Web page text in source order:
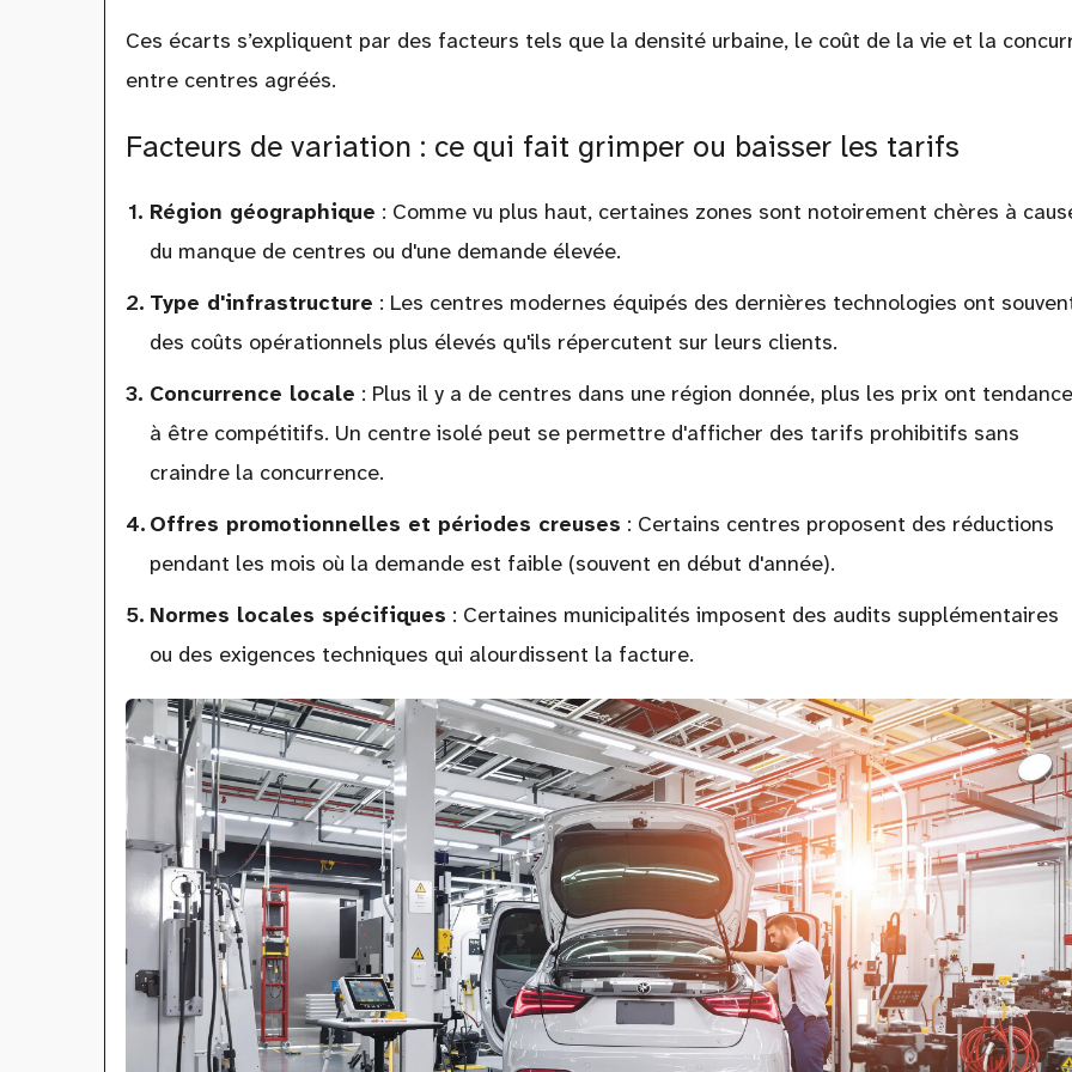
Ces écarts s’expliquent par des facteurs tels que la densité urbaine, le coût de la vie et la
entre centres agréés.
Facteurs de variation : ce qui fait grimper ou baisser les tarifs
Région géographique : Comme vu plus haut, certaines zones sont notoirement chères à
du manque de centres ou d'une demande élevée.
Type d'infrastructure : Les centres modernes équipés des dernières technologies ont
des coûts opérationnels plus élevés qu'ils répercutent sur leurs clients.
Concurrence locale : Plus il y a de centres dans une région donnée, plus les prix ont tendance
à être compétitifs. Un centre isolé peut se permettre d'afficher des tarifs prohibitifs sans
craindre la concurrence.
Offres promotionnelles et périodes creuses : Certains centres proposent des réductions
pendant les mois où la demande est faible (souvent en début d'année).
Normes locales spécifiques : Certaines municipalités imposent des audits supplémentaires
ou des exigences techniques qui alourdissent la facture.